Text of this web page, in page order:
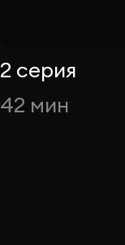
2 серия
42 мин